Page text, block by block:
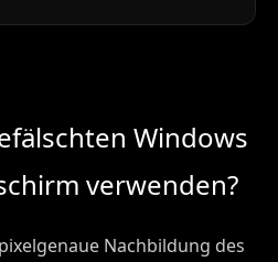
Windows
verwenden?
Nachbildung des